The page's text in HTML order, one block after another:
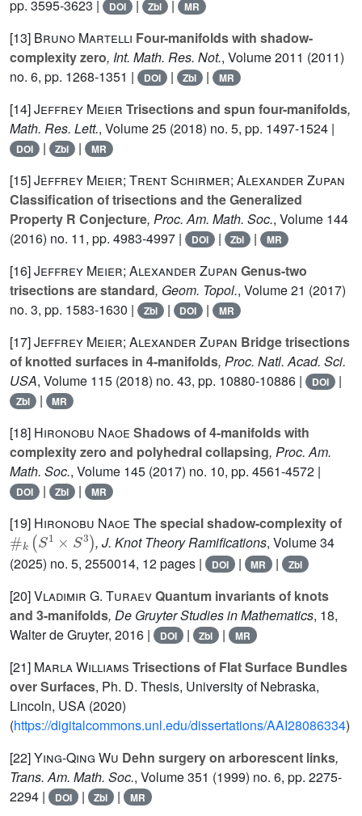
pp. 3595-3623 |
DOI | Zbl | MR
[13] Bruno Martelli Four-manifolds with shadow-
complexity zero, Int. Math. Res. Not., Volume 2011 (2011)
no. 6, pp. 1268-1351 |
DOI | Zbl | MR
[14]Jeffrey Meier Trisections and spun four-manifolds,
Math. Res. Lett., Volume 25 (2018) no. 5, pp. 1497-1524 |
DOI | Zbl | MR
[15]Jeffrey Meier; Trent Schirmer; Alexander Zupan
Classification of trisections and the Generalized
Property R Conjecture, Proc. Am. Math. Soc., Volume 144
(2016) no. 11, pp. 4983-4997 |
DOI | Zbl | MR
[16]Jeffrey Meier; Alexander Zupan Genus-two
trisections are standard, Geom. Topol., Volume 21 (2017)
no. 3, pp. 1583-1630 |
Zbl | DOI | MR
[17]Jeffrey Meier; Alexander Zupan Bridge trisections
of knotted surfaces in 4-manifolds, Proc. Natl. Acad. Sci.
USA, Volume 115 (2018) no. 43, pp. 10880-10886 | DOI |
Zbl | MR
[18] Hironobu Naoe Shadows of 4-manifolds with
complexity zero and polyhedral collapsing, Proc. Am.
Math. Soc., Volume 145 (2017) no. 10, pp. 4561-4572 |
DOI | Zbl | MR
[19] Hironobu Naoe The special shadow-complexity of
#k(S1×S3)
, J. Knot Theory Ramifications, Volume 34
(2025) no. 5, 2550014, 12 pages |
DOI | MR | Zbl
[20]Vladimir G. TuraevQuantum invariants of knots
and 3-manifolds, De Gruyter Studies in Mathematics, 18,
Walter de Gruyter, 2016 |
DOI | Zbl | MR
[21] Marla Williams Trisections of Flat Surface Bundles
over Surfaces, Ph. D. Thesis, University of Nebraska,
Lincoln, USA (2020)
(https://digitalcommons.unl.edu/dissertations/AAI28086334)
[22]Ying-Qing Wu Dehn surgery on arborescent links,
Trans. Am. Math. Soc., Volume 351 (1999) no. 6, pp. 2275-
2294 |
DOI | Zbl | MR